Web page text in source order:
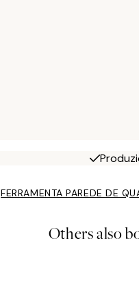
FERRAMENTA PAREDE DE
Others also